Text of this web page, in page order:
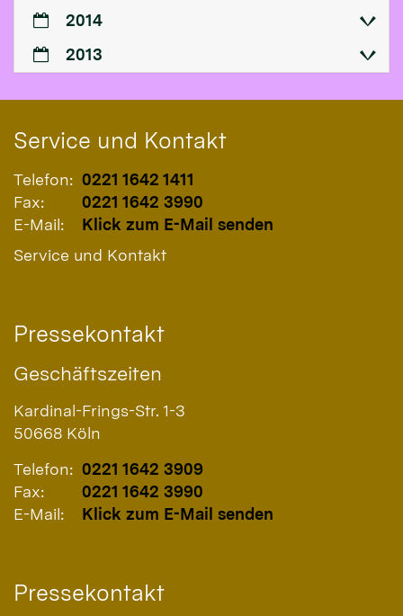
2014
2013
Service und Kontakt
Telefon: 0221 1642 1411
Fax:
0221 1642 3990
E-Mail:
Klick zum E-Mail senden
Service und Kontakt
Pressekontakt
Geschäftszeiten
Kardinal-Frings-Str. 1-3
50668 Köln
Telefon: 0221 1642 3909
Fax:
0221 1642 3990
E-Mail:
Klick zum E-Mail senden
Pressekontakt